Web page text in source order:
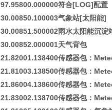
97.95800.000000符合[LOG]配置
30.00850.100003气象站[太阳能]
30.00851.500002雨水太阳能沉淀
30.00852.000001天气背包
21.82001.138400传感器包：
21.81003.138500传感器包：
21.86004.138600传感器包：
21.83002.138700传感器包：